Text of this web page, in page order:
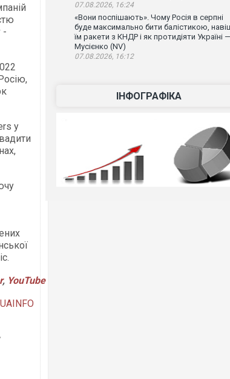
-
у
, YouTube
UAINFO
07.08.2026, 16:24
«Вони поспішають». Чому Росія в серпні
буде максимально бити балістикою,
їм ракети з КНДР і як протидіяти Україні —
Мусієнко (NV)
07.08.2026, 16:12
ІНФОГРАФІКА